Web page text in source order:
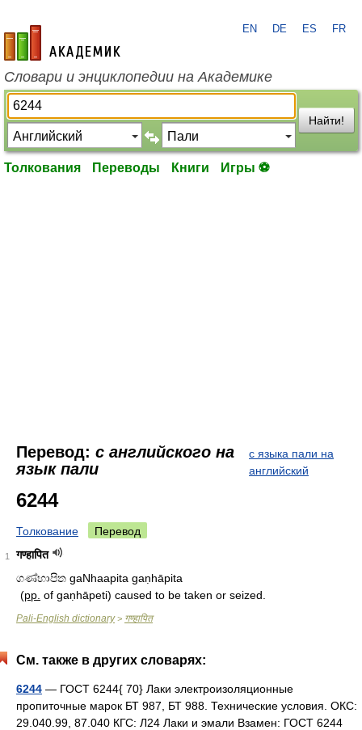
academic.ru
EN DE ES FR
Словари и энциклопедии на Академике
Найти!
Толкования Переводы Книги Игры ⚽
Перевод: с английского на
язык пали
с языка пали на
английский
6244
Толкование Перевод
1
गण्हापित
ගණ්හාපිත gaNhaapita gaṇhāpita
(pp. of gaṇhāpeti) caused to be taken or seized.
Pali-English dictionary> गण्हापित
См. также в других словарях:
6244 — ГОСТ 6244{ 70} Лаки электроизоляционные
пропиточные марок БТ 987, БТ 988. Технические условия. ОКС:
29.040.99, 87.040 КГС: Л24 Лаки и эмали Взамен: ГОСТ 6244